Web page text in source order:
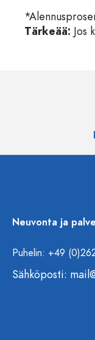
Tärkeää: Jos
Neuvonta ja
Puhelin: +49
Sähköposti: